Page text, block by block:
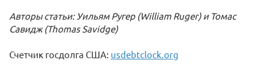
Авторы статьи: Уильям Ругер (William Ruger) и Томас
Савидж (Thomas Savidge)
Счетчик госдолга США: usdebtclock.org